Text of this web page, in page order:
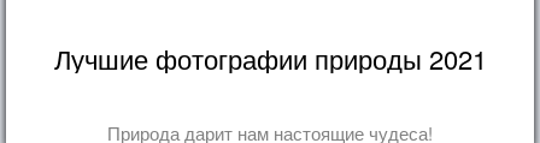
Лучшие фотографии природы 2021
Природа дарит нам настоящие чудеса!